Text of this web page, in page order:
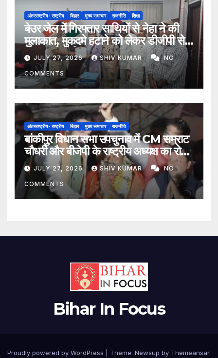
अंतरराष्ट्रीय- राष्ट्रीय बिहार मुख्य समाचार राजनीति शिक्षा
बेउर जेल में गिरफ्तार साथियों से नेहा ने की
मुलाकात, मुकदमे हटाने को लेकर डीजीपी से
मिला प्रतिनिधिमंडल
JULY 27, 2026 SHIV KUMAR NO
COMMENTS
अंतरराष्ट्रीय- राष्ट्रीय बिहार मुख्य समाचार राजनीति
बांकीपुर विधान सभा उपचुनाव में CM सम्राट
चौधरी और बीजेपी के राष्ट्रीय अध्यक्ष का रोड
शोJULY 27, 2026 SHIV KUMAR NO
COMMENTS
Bihar In Focus
Proudly powered by WordPress Theme: Newsup by Themeansar.